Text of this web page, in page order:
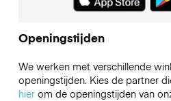
Openingstijden
We werken met verschillende
openingstijden. Kies de partner
hierom de openingstijden van